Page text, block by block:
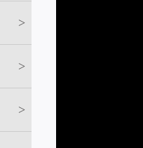
>
>
>